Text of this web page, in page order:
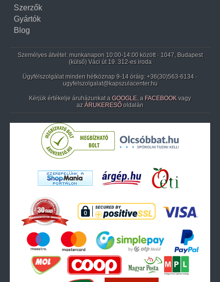
Szerzők
Gyártók
Blog
Személyes átvétel: munkanapon 10:00-14:00 között · 1047, Budapest
(külső) Váci út 19. 312-es iroda
Ügyfélszolgálat minden hétköznap 9-14 óráig: +36(30)563-6134 ·
ugyfelszolgalat@kapszulacenter.hu
Kérjük értékelje áruházunkat a GOOGLE, a FACEBOOK vagy
az ÁRUKERESŐ oldalán